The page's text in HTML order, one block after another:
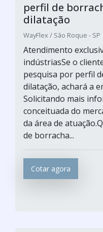
perfil de
dilatação
WayFlex / São Roque - SP
Atendimento
indústriasSe o
pesquisa por perfil
dilatação, achará a
Solicitando mais
conceituada do
da área de
de borracha...
Cotar agora